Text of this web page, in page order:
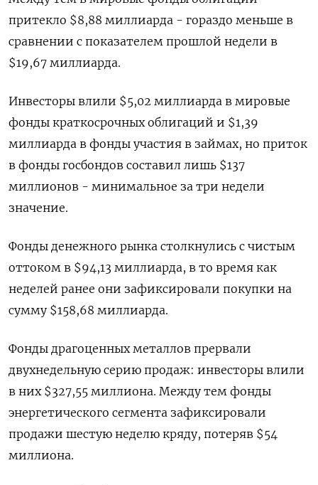
притекло $8,88 миллиарда - гораздо меньше в
сравнении с показателем прошлой недели в
$19,67 миллиарда.
Инвесторы влили $5,02 миллиарда в мировые
фонды краткосрочных облигаций и $1,39
миллиарда в фонды участия в займах, но приток
в фонды госбондов составил лишь $137
миллионов - минимальное за три недели
значение.
Фонды денежного рынка столкнулись с чистым
оттоком в $94,13 миллиарда, в то время как
неделей ранее они зафиксировали покупки на
сумму $158,68 миллиарда.
Фонды драгоценных металлов прервали
двухнедельную серию продаж: инвесторы влили
в них $327,55 миллиона. Между тем фонды
энергетического сегмента зафиксировали
продажи шестую неделю кряду, потеряв $54
миллиона.